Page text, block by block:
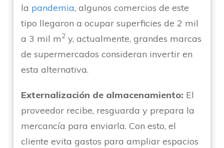
la pandemia, algunos comercios de este
tipo llegaron a ocupar superficies de 2 mil
a 3 mil m2y, actualmente, grandes marcas
de supermercados consideran invertir en
esta alternativa.
Externalización de almacenamiento: El
proveedor recibe, resguarda y prepara la
mercancía para enviarla. Con esto, el
cliente evita gastos para ampliar espacios